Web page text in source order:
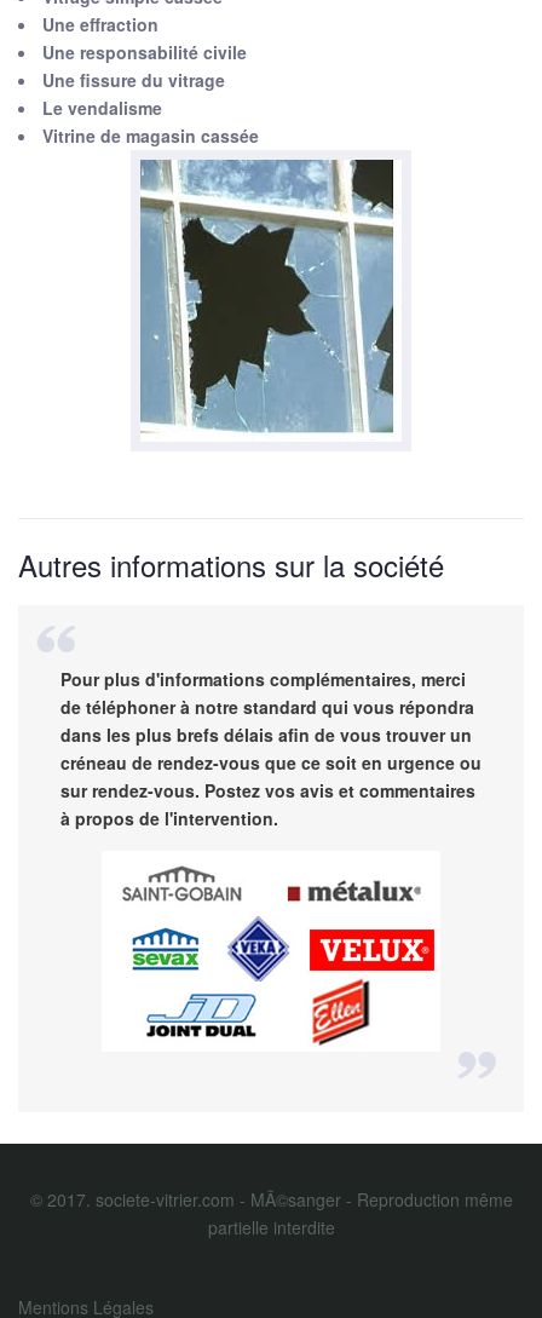
Une effraction
Une responsabilité civile
Une fissure du vitrage
Le vendalisme
Vitrine de magasin cassée
Autres informations sur la société
Pour plus d'informations complémentaires, merci
de téléphoner à notre standard qui vous répondra
dans les plus brefs délais afin de vous trouver un
créneau de rendez-vous que ce soit en urgence ou
sur rendez-vous. Postez vos avis et commentaires
à propos de l'intervention.
© 2017. societe-vitrier.com - MÃ©sanger - Reproduction même
partielle interdite
Mentions Légales